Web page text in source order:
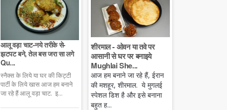
आलू वड़ा चाट-नये तरीके से-
झटपट बने, तेल बस जरा सा लगे
Qu...
स्नैक्स के लिये या घर की किट्टी
पार्टी के लिये खास आज हम बनाने
जा रहे हैं आलू वड़ा चाट. इ...
शीरमाल - ओवन या तवे पर
आसानी से घर पर बनाइये
Mughlai She...
आज हम बनाने जा रहे हैं, ईरान
की मशहूर, शीरमाल. ये मुगलई
स्पेशल डिश है और इसे बनाना
बहुत ह...